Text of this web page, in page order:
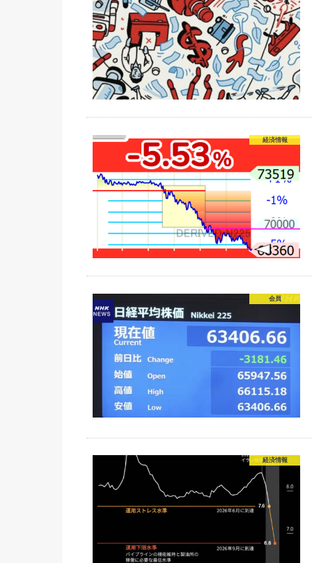
経済情報
会員
経済情報